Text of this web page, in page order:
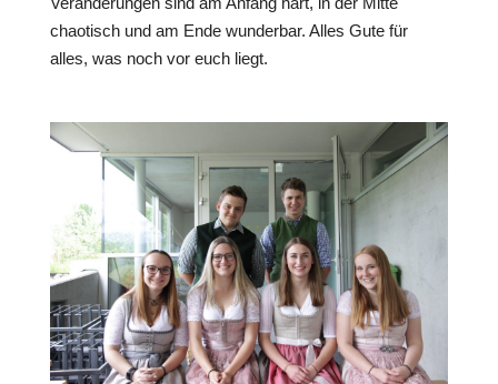
chaotisch und am Ende wunderbar. Alles Gute für
alles, was noch vor euch liegt.